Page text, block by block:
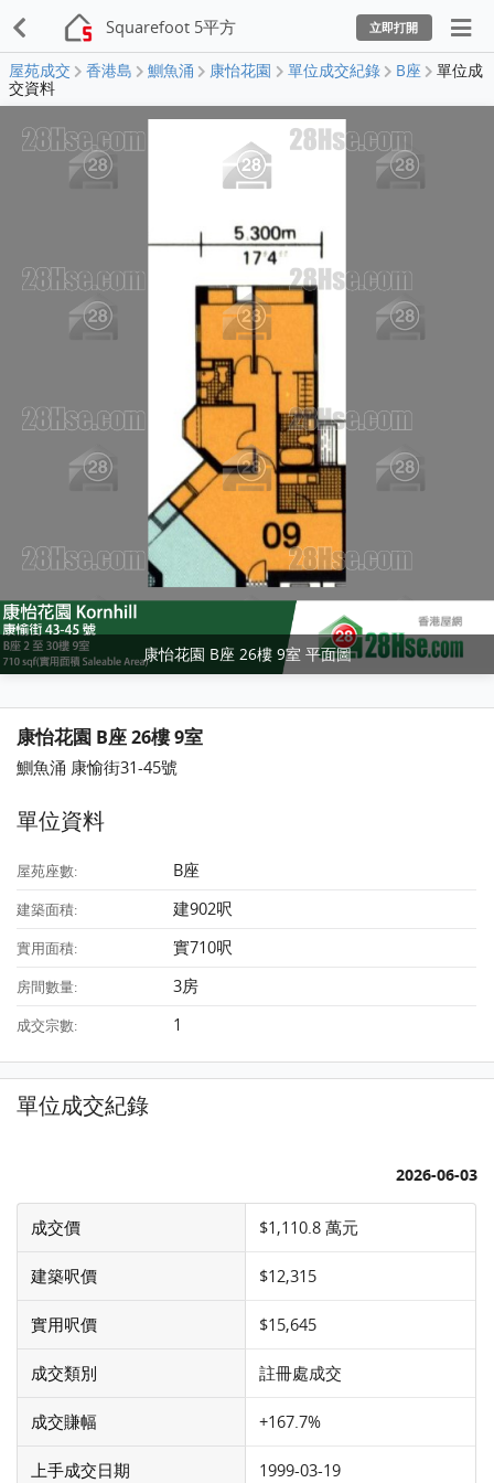
Squarefoot 5平方 立即打開
屋苑成交 香港島 鰂魚涌 康怡花園 單位成交紀錄 B座
單位成
交資料
康怡花園 B座 26樓 9室 平面圖
康怡花園 B座 26樓 9室
鰂魚涌 康愉街31-45號
單位資料
屋苑座數: B座
建築面積: 建902呎
實用面積: 實710呎
房間數量: 3房
成交宗數: 1
單位成交紀錄
2026-06-03
成交價 $1,110.8 萬元
建築呎價 $12,315
實用呎價 $15,645
成交類別 註冊處成交
成交賺幅 +167.7%
上手成交日期 1999-03-19